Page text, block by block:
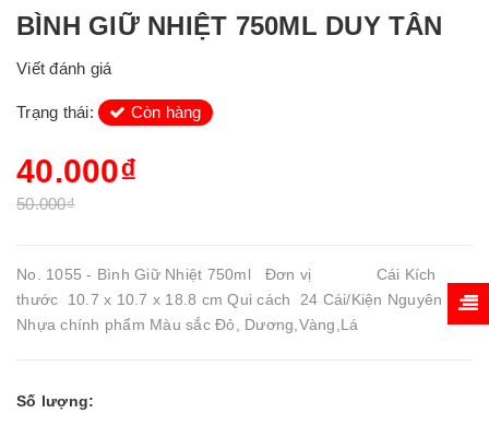
BÌNH GIỮ NHIỆT 750ML DUY TÂN
Viết đánh giá
Trạng thái: Còn hàng
40.000₫
50.000₫
No. 1055 - Bình Giữ Nhiệt 750ml Đơn vị Cái Kích
thước 10.7 x 10.7 x 18.8 cm Qui cách 24 Cái/Kiện Nguyên liệu
Nhựa chính phẩm Màu sắc Đỏ, Dương,Vàng,Lá
Số lượng: